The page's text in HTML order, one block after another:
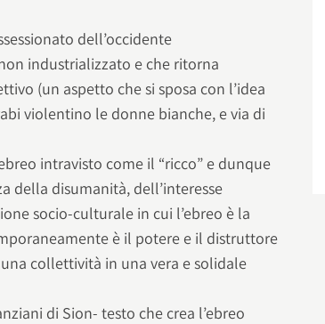
dell’occidente
industrializzato e che ritorna
(un aspetto che si sposa con l’idea
violentino le donne bianche, e via di
intravisto come il “ricco” e dunque
della disumanità, dell’interesse
socio-culturale in cui l’ebreo è la
è il potere e il distruttore
collettività in una vera e solidale
di Sion- testo che crea l’ebreo